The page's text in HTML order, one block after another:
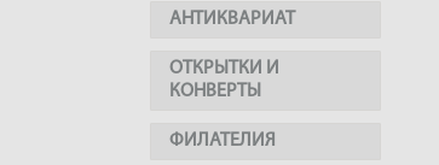
АНТИКВАРИАТ
ОТКРЫТКИ И
КОНВЕРТЫ
ФИЛАТЕЛИЯ